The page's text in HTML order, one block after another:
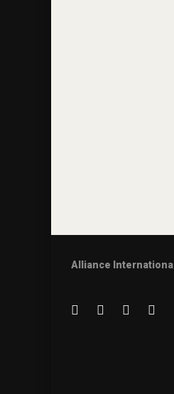
Alliance International